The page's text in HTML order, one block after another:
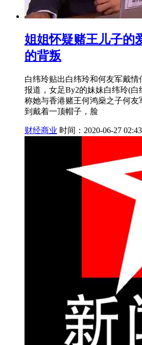
姐姐怀疑赌王儿子的
的背叛
白纬玲贴出白纬玲和何友军戴
报道，女足By2的妹妹白纬玲(
称她与香港赌王何鸿燊之子何友
到戴着一顶帽子，脸
财经商业 时间：2020-06-27